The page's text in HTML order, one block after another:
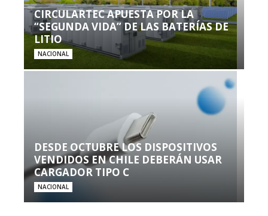
CIRCULARTEC APUESTA POR LA
“SEGUNDA VIDA” DE LAS BATERÍAS DE
LITIO
NACIONAL
DESDE OCTUBRE LOS DISPOSITIVOS
VENDIDOS EN CHILE DEBERÁN USAR
CARGADOR TIPO C
NACIONAL